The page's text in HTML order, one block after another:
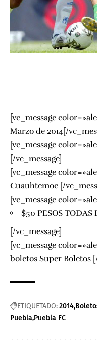
[vc_message
Marzo de 2014[/
[vc_message
[/vc_message]
[vc_message
Cuauhtemoc [/
[vc_message
$50 PESOS TODAS
[/vc_message]
[vc_message
boletos Super Boletos
ETIQUETADO:2014
Puebla Puebla FC